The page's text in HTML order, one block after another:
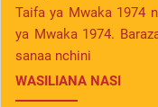
Taifa ya Mwaka 1974
ya Mwaka 1974.
sanaa nchini
WASILIANA NASI